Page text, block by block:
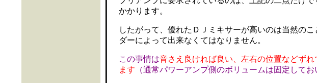
かかります。
したがって、優れたＤＪミキサーが高いのは当然の
ダーによって出来なくてはなりません。
この事情は音さえ良ければ良い、左右の位置などず
ます （通常パワーアンプ側のボリュームは固定して